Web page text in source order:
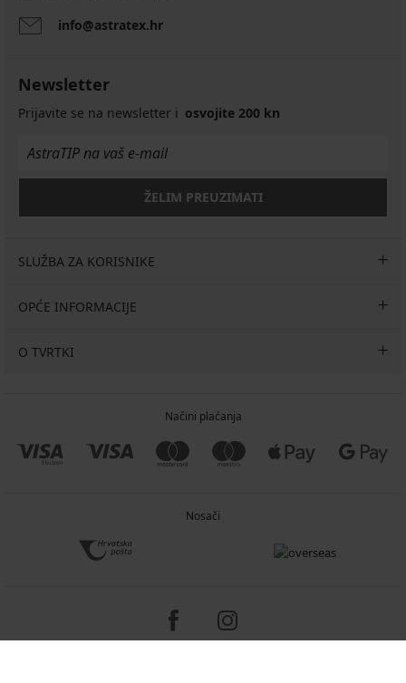
info@astratex.hr
Newsletter
Prijavite se na newsletter i osvojite 200 kn
ŽELIM PREUZIMATI
SLUŽBA ZA KORISNIKE
OPĆE INFORMACIJE
O TVRTKI
Načini plaćanja
Nosači